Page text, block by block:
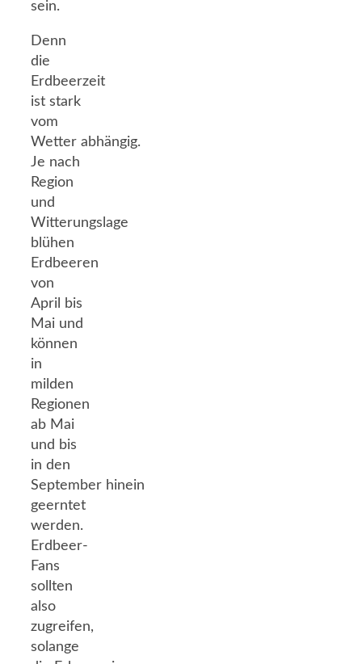
sein.
Denn
die
Erdbeerzeit
ist stark
vom
Wetter abhängig.
Je nach
Region
und
Witterungslage
blühen
Erdbeeren
von
April bis
Mai und
können
in
milden
Regionen
ab Mai
und bis
in den
September hinein
geerntet
werden.
Erdbeer-
Fans
sollten
also
zugreifen,
solange